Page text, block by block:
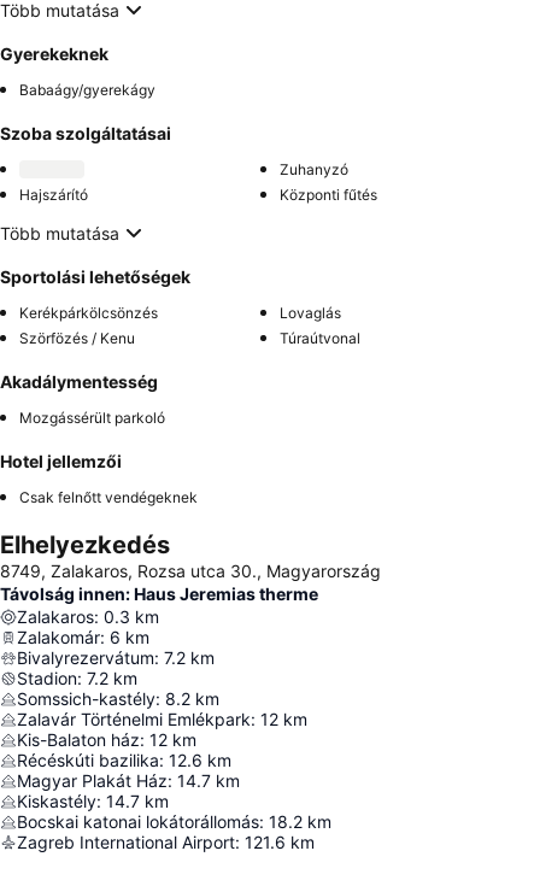
Több mutatása
Gyerekeknek
Babaágy/gyerekágy
Szoba szolgáltatásai
Zuhanyzó
Hajszárító
Központi fűtés
Több mutatása
Sportolási lehetőségek
Kerékpárkölcsönzés
Lovaglás
Szörfözés / Kenu
Túraútvonal
Akadálymentesség
Mozgássérült parkoló
Hotel jellemzői
Csak felnőtt vendégeknek
Elhelyezkedés
8749, Zalakaros, Rozsa utca 30., Magyarország
Távolság innen: Haus Jeremias therme
Zalakaros: 0.3 km
Zalakomár: 6 km
Bivalyrezervátum: 7.2 km
Stadion: 7.2 km
Somssich-kastély: 8.2 km
Zalavár Történelmi Emlékpark: 12 km
Kis-Balaton ház: 12 km
Récéskúti bazilika: 12.6 km
Magyar Plakát Ház: 14.7 km
Kiskastély: 14.7 km
Bocskai katonai lokátorállomás: 18.2 km
Zagreb International Airport: 121.6 km